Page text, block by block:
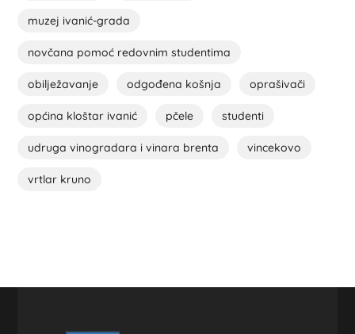
muzej ivanić-grada
novčana pomoć redovnim studentima
obilježavanje odgođena košnja oprašivači
općina kloštar ivanić pčele studenti
udruga vinogradara i vinara brenta vincekovo
vrtlar kruno